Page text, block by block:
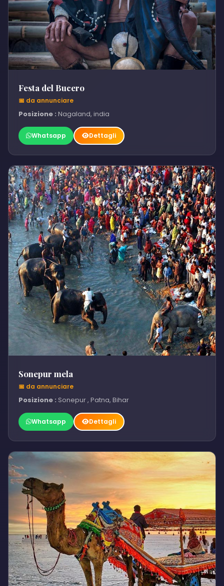
Festa del Bucero
📅 da annunciare
Posizione : Nagaland, india
Whatsapp Dettagli
Sonepur mela
📅 da annunciare
Posizione : Sonepur , Patna, Bihar
Whatsapp Dettagli